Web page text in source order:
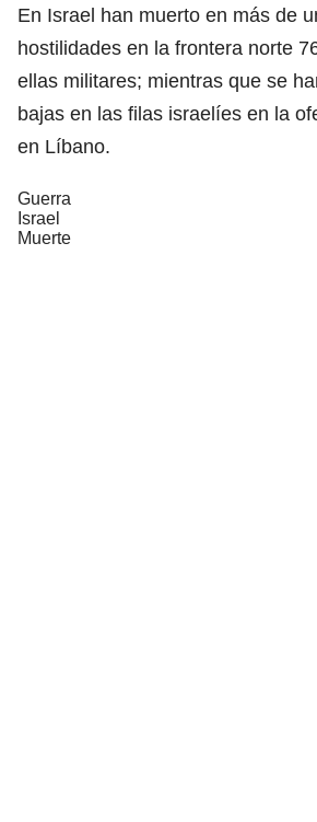
En Israel han muerto en más de
hostilidades en la frontera norte
ellas militares; mientras que se
bajas en las filas israelíes en la
en Líbano.
Guerra
Israel
Muerte